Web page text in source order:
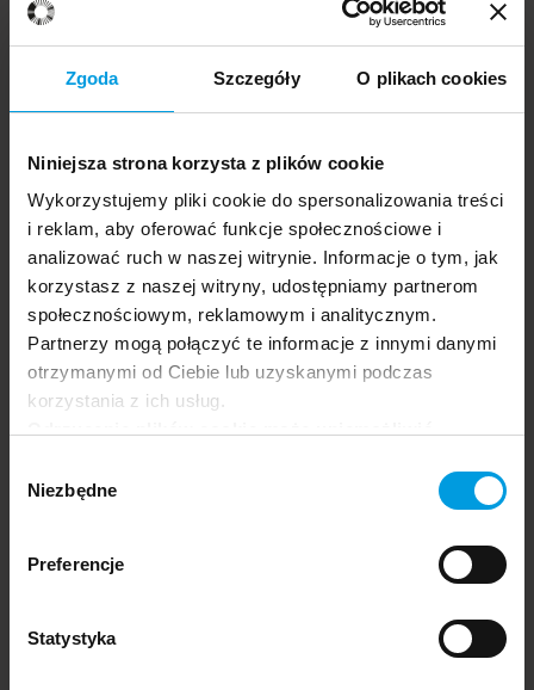
Zgoda Szczegóły O plikach cookies
Niniejsza strona korzysta z plików cookie
Wykorzystujemy pliki cookie do spersonalizowania treści
i reklam, aby oferować funkcje społecznościowe i
analizować ruch w naszej witrynie. Informacje o tym, jak
korzystasz z naszej witryny, udostępniamy partnerom
społecznościowym, reklamowym i analitycznym.
Partnerzy mogą połączyć te informacje z innymi danymi
otrzymanymi od Ciebie lub uzyskanymi podczas
korzystania z ich usług.
oferowanych na naszej stronie, w tym m.in. z
zgody
Niezbędne
Preferencje
Statystyka
Rodzina i relacje romantyczne Zdrowie psychiczne
Katarzyna
Grunt-
Mejer